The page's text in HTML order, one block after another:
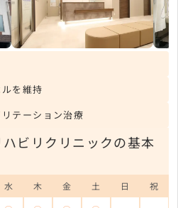
を維持
テーション治療
ビリクリニックの基本
水 木 金 土 日 祝